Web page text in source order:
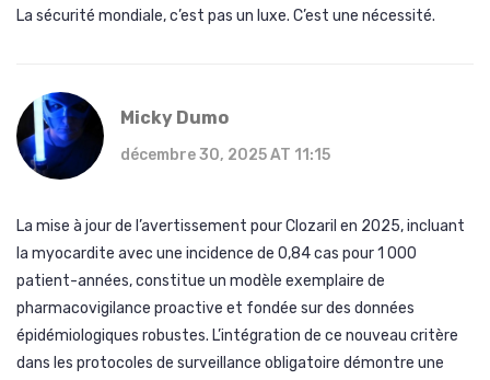
La sécurité mondiale, c’est pas un luxe. C’est une nécessité.
Micky Dumo
décembre 30, 2025 AT 11:15
La mise à jour de l’avertissement pour Clozaril en 2025, incluant
la myocardite avec une incidence de 0,84 cas pour 1 000
patient-années, constitue un modèle exemplaire de
pharmacovigilance proactive et fondée sur des données
épidémiologiques robustes. L’intégration de ce nouveau critère
dans les protocoles de surveillance obligatoire démontre une